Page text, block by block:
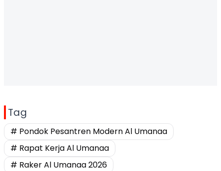
Tag
# Pondok Pesantren Modern Al Umanaa
# Rapat Kerja Al Umanaa
# Raker Al Umanaa 2026